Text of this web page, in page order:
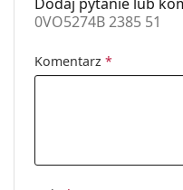
noski:
Etui:
Tak
Płeć:
0VO5274B 2385 51
Komentarz *